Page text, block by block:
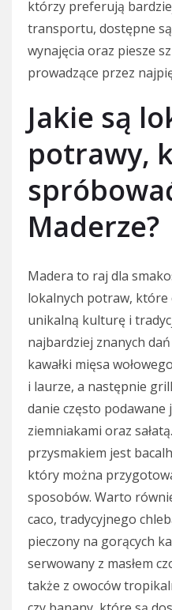
którzy preferują
transportu, dostępne
wynajęcia oraz piesze
prowadzące przez
Jakie są
potrawy,
Maderze?
Madera to raj dla
lokalnych potraw, które
unikalną kulturę i
najbardziej znanych
kawałki mięsa
i laurze, a następnie
danie często podawane
ziemniakami oraz
przysmakiem jest
który można
sposobów. Warto
caco, tradycyjnego
pieczony na gorących
serwowany z masłem
także z owoców